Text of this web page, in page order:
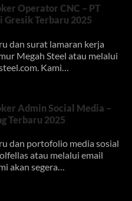
Operator CNC – PT
Gresik Terbaru 2025
dan surat lamaran kerja
Megah Steel atau melalui
. Kami…
Admin Social Media –
Terbaru 2025
dan portofolio media sosial
atau melalui email
akan segera…